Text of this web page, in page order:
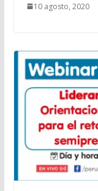
10 agosto, 2020